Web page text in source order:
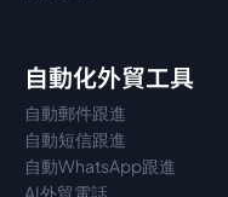
自動化外貿工具
自動郵件跟進
自動短信跟進
自動WhatsApp跟進
AI外貿電話